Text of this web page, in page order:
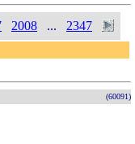
2008 ... 2347
(60091)